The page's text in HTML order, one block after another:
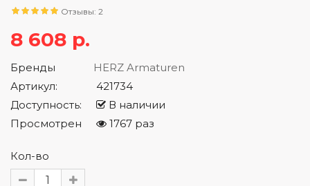
Отзывы: 2
8 608 р.
Бренды
HERZ Armaturen
Артикул:
421734
Доступность:
В наличии
Просмотрен
1767 раз
Кол-во